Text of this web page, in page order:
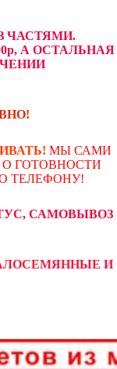
ЧАСТЯМИ.
А ОСТАЛЬНАЯ
МЫ САМИ
ГОТОВНОСТИ
ТЕЛЕФОНУ!
САМОВЫВОЗ
И